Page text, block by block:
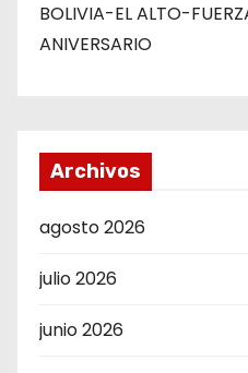
BOLIVIA-EL ALTO-
ANIVERSARIO
Archivos
agosto 2026
julio 2026
junio 2026